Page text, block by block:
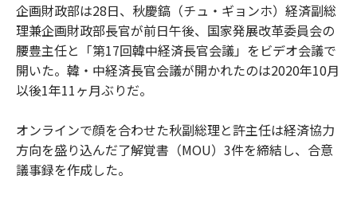
企画財政部は28日、秋慶鎬（チュ・ギョンホ）経済副総
理兼企画財政部長官が前日午後、国家発展改革委員会の
腰豊主任と「第17回韓中経済長官会議」をビデオ会議で
開いた。韓・中経済長官会議が開かれたのは2020年10月
以後1年11ヶ月ぶりだ。
オンラインで顔を合わせた秋副総理と許主任は経済協力
方向を盛り込んだ了解覚書（MOU）3件を締結し、合意
議事録を作成した。